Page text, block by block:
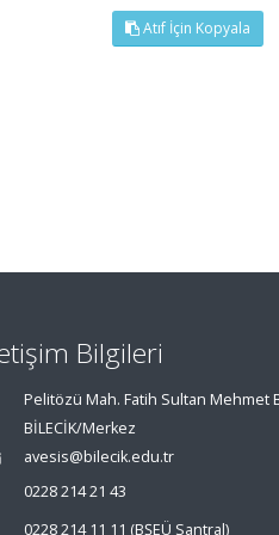
Atıf İçin Kopyala
Bilgileri
Pelitözü Mah. Fatih Sultan Mehmet
BİLECİK/Merkez
avesis@bilecik.edu.tr
0228 214 21 43
0228 214 11 11 (BŞEÜ Santral)